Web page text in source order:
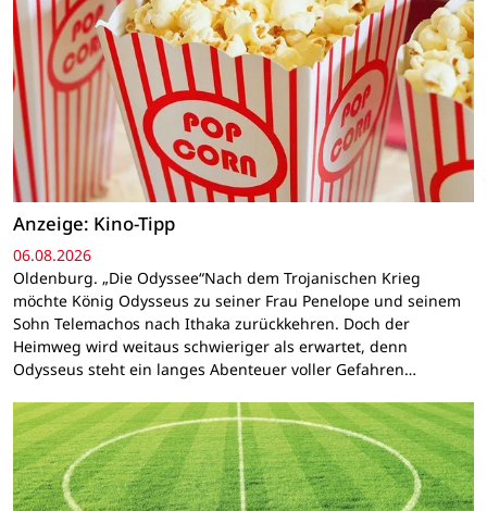
Anzeige: Kino-Tipp
06.08.2026
Oldenburg. „Die Odyssee“Nach dem Trojanischen Krieg
möchte König Odysseus zu seiner Frau Penelope und seinem
Sohn Telemachos nach Ithaka zurückkehren. Doch der
Heimweg wird weitaus schwieriger als erwartet, denn
Odysseus steht ein langes Abenteuer voller Gefahren…